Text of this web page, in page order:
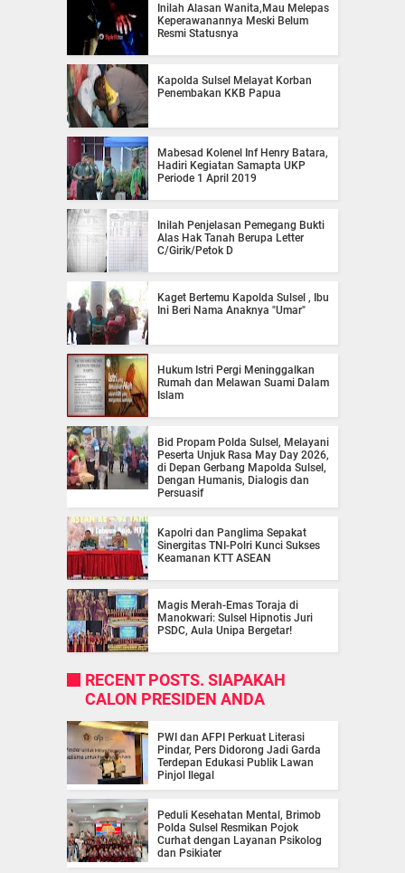
Inilah Alasan Wanita,Mau Melepas
Keperawanannya Meski Belum
Resmi Statusnya
Kapolda Sulsel Melayat Korban
Penembakan KKB Papua
Mabesad Kolenel Inf Henry Batara,
Hadiri Kegiatan Samapta UKP
Periode 1 April 2019
Inilah Penjelasan Pemegang Bukti
Alas Hak Tanah Berupa Letter
C/Girik/Petok D
Kaget Bertemu Kapolda Sulsel , Ibu
Ini Beri Nama Anaknya "Umar"
Hukum Istri Pergi Meninggalkan
Rumah dan Melawan Suami Dalam
Islam
Bid Propam Polda Sulsel, Melayani
Peserta Unjuk Rasa May Day 2026,
di Depan Gerbang Mapolda Sulsel,
Dengan Humanis, Dialogis dan
Persuasif
Kapolri dan Panglima Sepakat
Sinergitas TNI-Polri Kunci Sukses
Keamanan KTT ASEAN
Magis Merah-Emas Toraja di
Manokwari: Sulsel Hipnotis Juri
PSDC, Aula Unipa Bergetar!
RECENT POSTS. SIAPAKAH
CALON PRESIDEN ANDA
PWI dan AFPI Perkuat Literasi
Pindar, Pers Didorong Jadi Garda
Terdepan Edukasi Publik Lawan
Pinjol Ilegal
Peduli Kesehatan Mental, Brimob
Polda Sulsel Resmikan Pojok
Curhat dengan Layanan Psikolog
dan Psikiater